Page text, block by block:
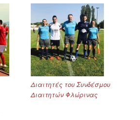
Διαιτητές του Συνδέσμου
Διαιτητών Φλώρινας